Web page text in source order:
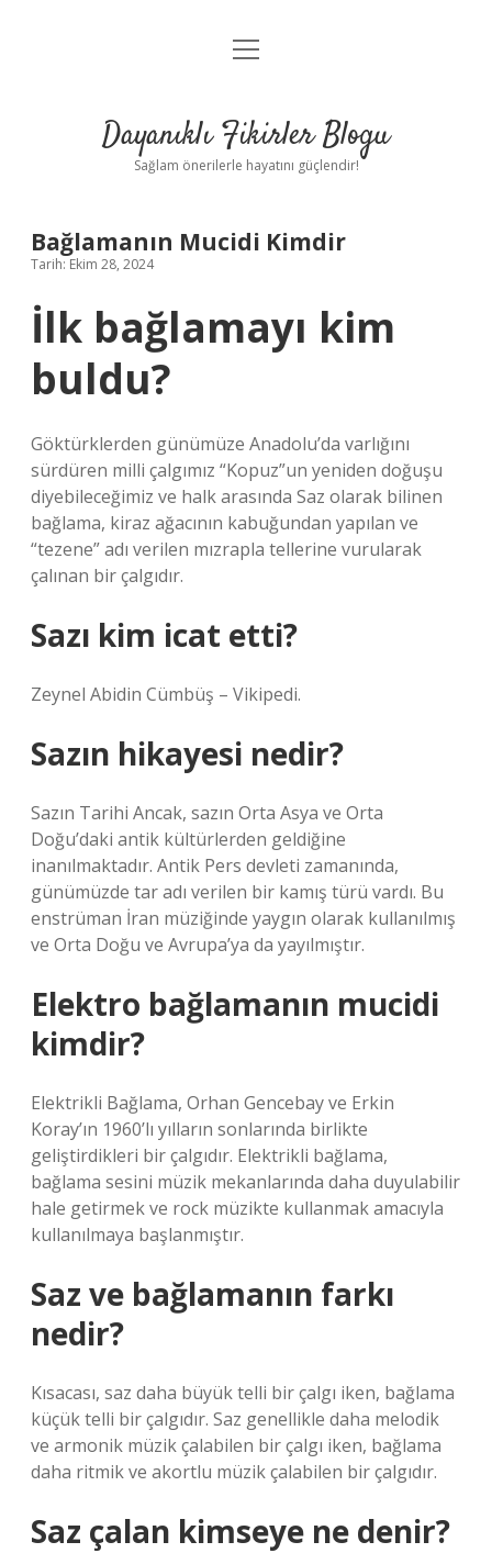
Anasayfa
Yasal Uyarı
menüyü
Dayanıklı Fikirler Blogu
Sağlam önerilerle hayatını güçlendir!
Bağlamanın Mucidi Kimdir
Tarih: Ekim 28, 2024
İlk bağlamayı kim
buldu?
Göktürklerden günümüze Anadolu’da varlığını
sürdüren milli çalgımız “Kopuz”un yeniden doğuşu
diyebileceğimiz ve halk arasında Saz olarak bilinen
bağlama, kiraz ağacının kabuğundan yapılan ve
“tezene” adı verilen mızrapla tellerine vurularak
çalınan bir çalgıdır.
Sazı kim icat etti?
Zeynel Abidin Cümbüş – Vikipedi.
Sazın hikayesi nedir?
Sazın Tarihi Ancak, sazın Orta Asya ve Orta
Doğu’daki antik kültürlerden geldiğine
inanılmaktadır. Antik Pers devleti zamanında,
günümüzde tar adı verilen bir kamış türü vardı. Bu
enstrüman İran müziğinde yaygın olarak kullanılmış
ve Orta Doğu ve Avrupa’ya da yayılmıştır.
Elektro bağlamanın mucidi
kimdir?
Elektrikli Bağlama, Orhan Gencebay ve Erkin
Koray’ın 1960’lı yılların sonlarında birlikte
geliştirdikleri bir çalgıdır. Elektrikli bağlama,
bağlama sesini müzik mekanlarında daha duyulabilir
hale getirmek ve rock müzikte kullanmak amacıyla
kullanılmaya başlanmıştır.
Saz ve bağlamanın farkı
nedir?
Kısacası, saz daha büyük telli bir çalgı iken, bağlama
küçük telli bir çalgıdır. Saz genellikle daha melodik
ve armonik müzik çalabilen bir çalgı iken, bağlama
daha ritmik ve akortlu müzik çalabilen bir çalgıdır.
Saz çalan kimseye ne denir?